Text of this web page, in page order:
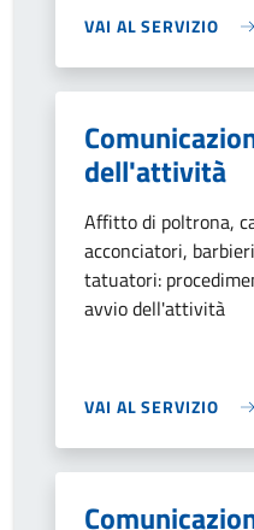
VAI AL SERVIZIO
dell'attività
Affitto di poltrona,
acconciatori,
tatuatori:
avvio dell'attività
VAI AL SERVIZIO